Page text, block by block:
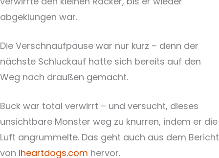
abgeklungen war.
Die Verschnaufpause war nur kurz – denn der
nächste Schluckauf hatte sich bereits auf den
Weg nach draußen gemacht.
Buck war total verwirrt – und versucht, dieses
unsichtbare Monster weg zu knurren, indem er die
Luft angrummelte. Das geht auch aus dem Bericht
von iheartdogs.com hervor.